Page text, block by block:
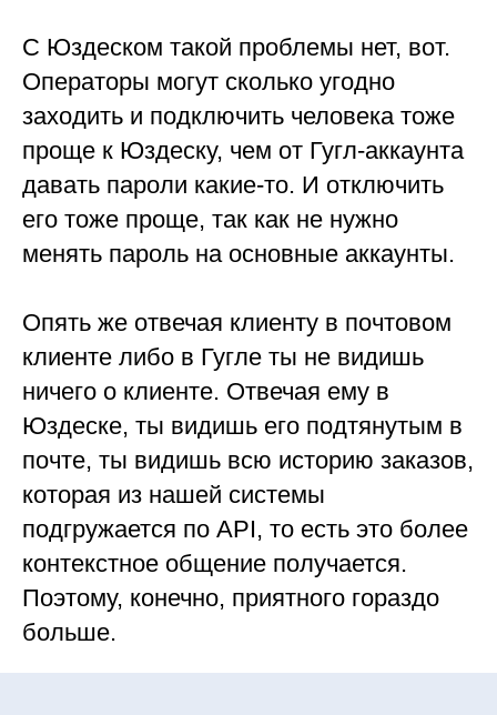
С Юздеском такой проблемы нет, вот.
Операторы могут сколько угодно
заходить и подключить человека тоже
проще к Юздеску, чем от Гугл-аккаунта
давать пароли какие-то. И отключить
его тоже проще, так как не нужно
менять пароль на основные аккаунты.
Опять же отвечая клиенту в почтовом
клиенте либо в Гугле ты не видишь
ничего о клиенте. Отвечая ему в
Юздеске, ты видишь его подтянутым в
почте, ты видишь всю историю заказов,
которая из нашей системы
подгружается по API, то есть это более
контекстное общение получается.
Поэтому, конечно, приятного гораздо
больше.